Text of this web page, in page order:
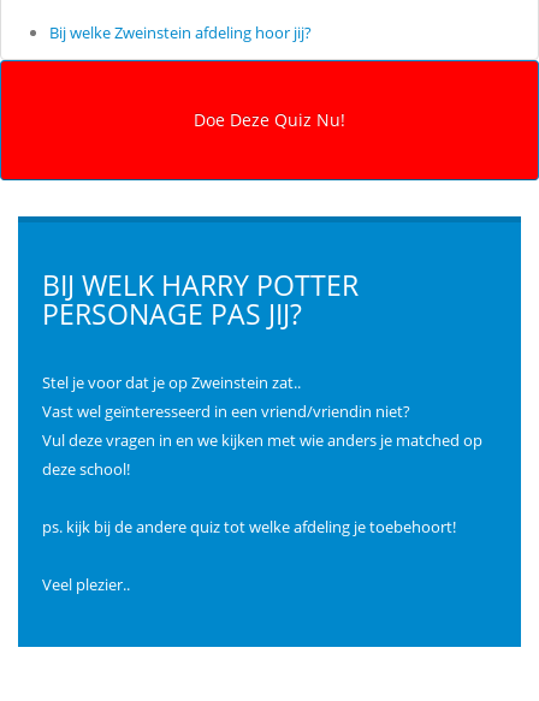
Bij welke Zweinstein afdeling hoor jij?
BIJ WELK HARRY POTTER
PERSONAGE PAS JIJ?
Stel je voor dat je op Zweinstein zat..
Vast wel geïnteresseerd in een vriend/vriendin niet?
Vul deze vragen in en we kijken met wie anders je matched op
deze school!
ps. kijk bij de andere quiz tot welke afdeling je toebehoort!
Veel plezier..